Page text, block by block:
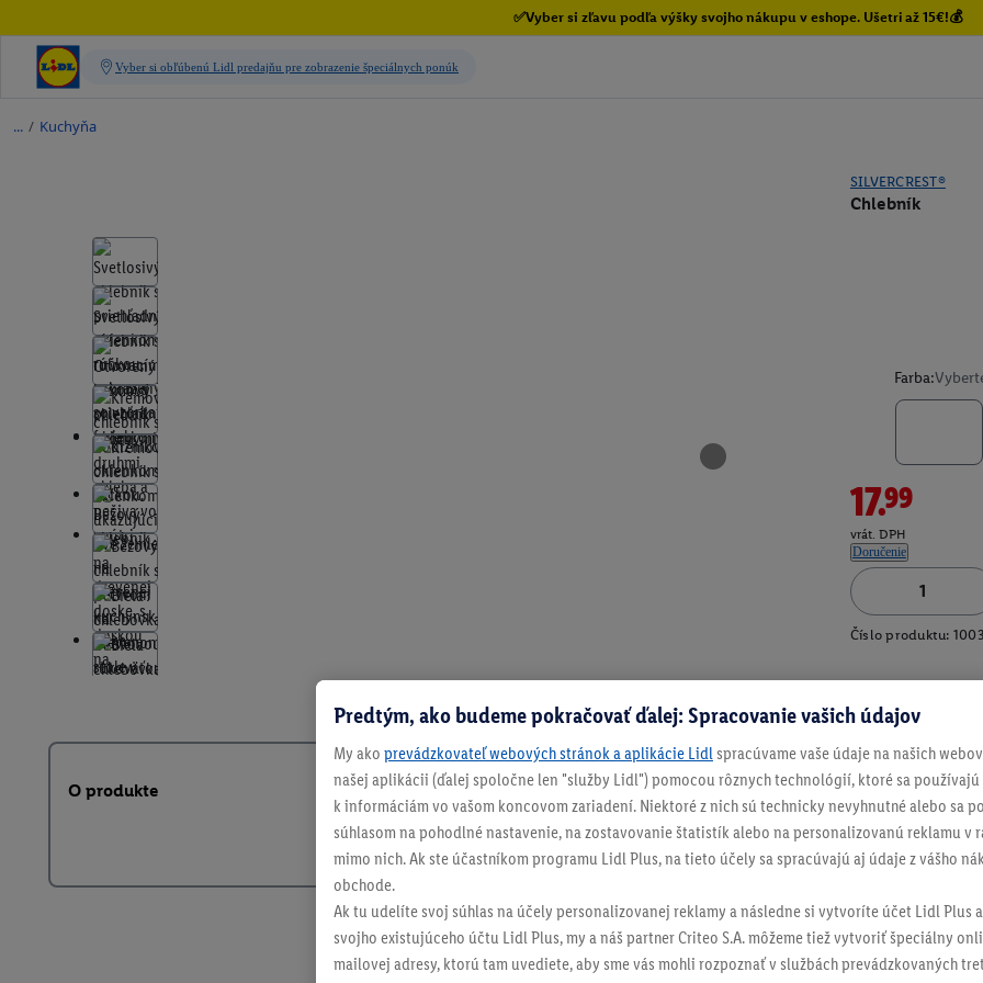
✅Vyber si zľavu podľa výšky svojho nákupu v eshope. Ušetri až 15€!💰
/ Kuchyňa
SILVERCREST®
Chlebník
Farba:
17.99
vrát. DPH
Doručenie
Číslo produktu:
O produkte
Predtým, ako budeme pokračovať ďalej: Spracovanie vašich údajov
My ako prevádzkovateľ webových stránok a aplikácie Lidl spracúvame vaše údaje na našich
našej aplikácii (ďalej spoločne len "služby Lidl") pomocou rôznych technológií, ktoré sa
k informáciám vo vašom koncovom zariadení. Niektoré z nich sú technicky nevyhnutné alebo sa
súhlasom na pohodlné nastavenie, na zostavovanie štatistík alebo na personalizovanú reklamu v
mimo nich. Ak ste účastníkom programu Lidl Plus, na tieto účely sa spracúvajú aj údaje z vášho
obchode.
Ak tu udelíte svoj súhlas na účely personalizovanej reklamy a následne si vytvoríte účet Lidl Plus
svojho existujúceho účtu Lidl Plus, my a náš partner Criteo S.A. môžeme tiež vytvoriť špeciálny
mailovej adresy, ktorú tam uvediete, aby sme vás mohli rozpoznať v službách prevádzkovaných